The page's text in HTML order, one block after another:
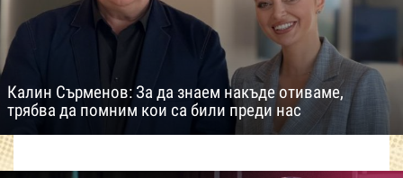
Калин Сърменов: За да знаем накъде отиваме,
трябва да помним кои са били преди нас